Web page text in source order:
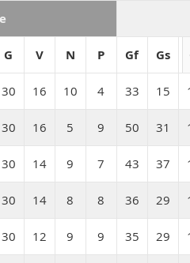
G V N P Gf Gs
30 16 10 4 33 15
30 16 5 9 50 31
30 14 9 7 43 37
30 14 8 8 36 29
30 12 9 9 35 29